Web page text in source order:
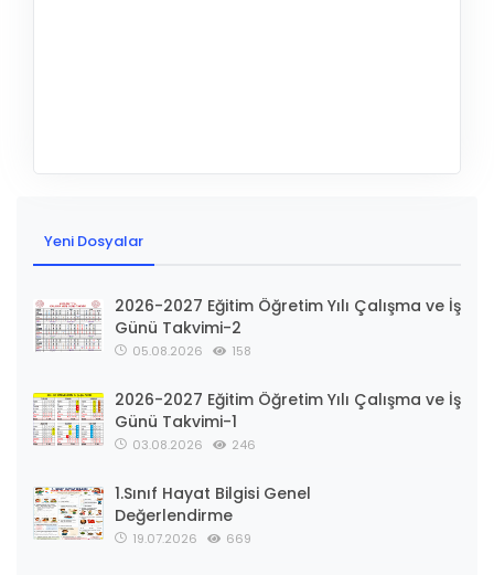
Yeni Dosyalar
2026-2027 Eğitim Öğretim Yılı Çalışma ve İş
Günü Takvimi-2
05.08.2026 158
2026-2027 Eğitim Öğretim Yılı Çalışma ve İş
Günü Takvimi-1
03.08.2026 246
1.Sınıf Hayat Bilgisi Genel
Değerlendirme
19.07.2026 669